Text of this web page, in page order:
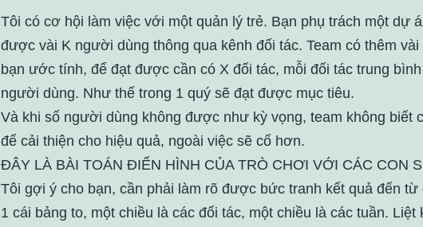
Tôi có cơ hội làm việc với một quản lý trẻ. Bạn phụ trách một dự
được vài K người dùng thông qua kênh đối tác. Team có thêm vài
bạn ước tính, để đạt được cần có X đối tác, mỗi đối tác trung
người dùng. Như thế trong 1 quý sẽ đạt được mục tiêu.
Và khi số người dùng không được như kỳ vọng, team không biết
để cải thiện cho hiệu quả, ngoài việc sẽ cố hơn.
ĐÂY LÀ BÀI TOÁN ĐIỂN HÌNH CỦA TRÒ CHƠI VỚI CÁC CON
Tôi gợi ý cho bạn, cần phải làm rõ được bức tranh kết quả đến từ
1 cái bảng to, một chiều là các đối tác, một chiều là các tuần. Liệt